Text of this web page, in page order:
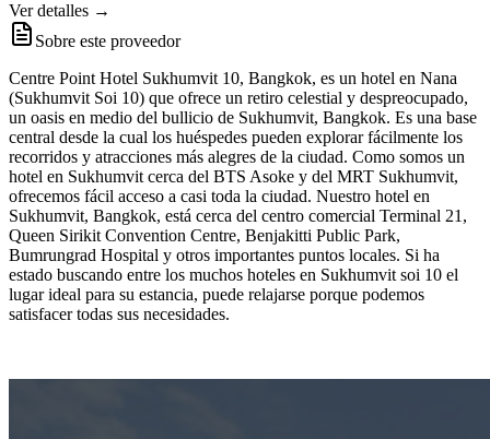
Ver detalles →
Sobre este proveedor
Centre Point Hotel Sukhumvit 10, Bangkok, es un hotel en Nana
(Sukhumvit Soi 10) que ofrece un retiro celestial y despreocupado,
un oasis en medio del bullicio de Sukhumvit, Bangkok. Es una base
central desde la cual los huéspedes pueden explorar fácilmente los
recorridos y atracciones más alegres de la ciudad. Como somos un
hotel en Sukhumvit cerca del BTS Asoke y del MRT Sukhumvit,
ofrecemos fácil acceso a casi toda la ciudad. Nuestro hotel en
Sukhumvit, Bangkok, está cerca del centro comercial Terminal 21,
Queen Sirikit Convention Centre, Benjakitti Public Park,
Bumrungrad Hospital y otros importantes puntos locales. Si ha
estado buscando entre los muchos hoteles en Sukhumvit soi 10 el
lugar ideal para su estancia, puede relajarse porque podemos
satisfacer todas sus necesidades.